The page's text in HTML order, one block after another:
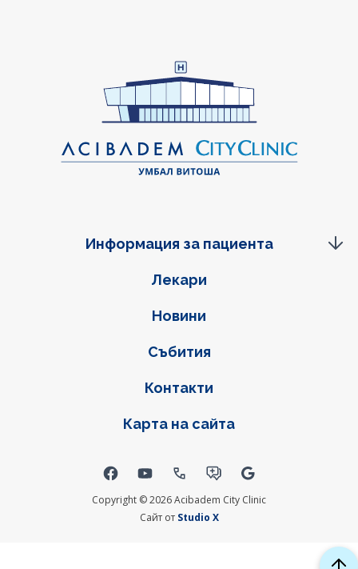
Фуутер навигация
Лекари
Новини
Събития
Контакти
Карта на сайта
Информация за пациента
Copyright © 2026 Acibadem City Clinic
Social links
Сайт от Studio X